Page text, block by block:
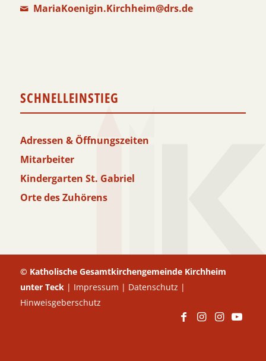
MariaKoenigin.Kirchheim@drs.de
SCHNELLEINSTIEG
Adressen & Öffnungszeiten
Mitarbeiter
Kindergarten St. Gabriel
Orte des Zuhörens
© Katholische Gesamtkirchengemeinde Kirchheim
unter Teck | Impressum | Datenschutz |
Hinweisgeberschutz